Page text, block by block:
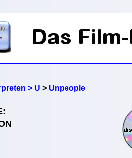
> U > Unpeople